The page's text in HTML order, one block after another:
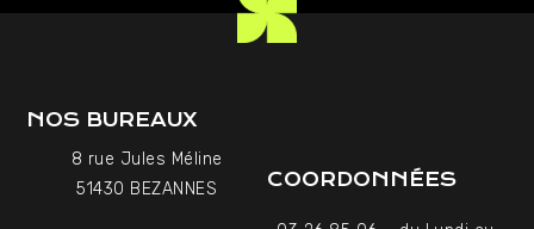
NOS BUREAUX
8 rue Jules Méline
51430 BEZANNES
COORDONNÉES